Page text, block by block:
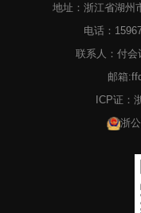
地址：浙江省湖州
电话：
联系人：付会
邮箱
ICP证：
浙